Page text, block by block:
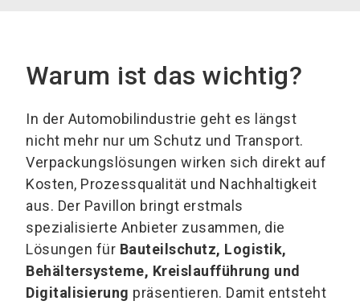
Warum ist das wichtig?
In der Automobilindustrie geht es längst
nicht mehr nur um Schutz und Transport.
Verpackungslösungen wirken sich direkt auf
Kosten, Prozessqualität und Nachhaltigkeit
aus. Der Pavillon bringt erstmals
spezialisierte Anbieter zusammen, die
Lösungen für Bauteilschutz, Logistik,
Behältersysteme, Kreislaufführung und
Digitalisierung präsentieren. Damit entsteht